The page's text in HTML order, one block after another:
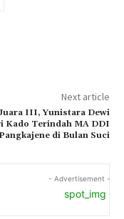
Next article
III, Yunistara Dewi
Kado Terindah MA DDI
Pangkajene di Bulan Suci
- Advertisement -